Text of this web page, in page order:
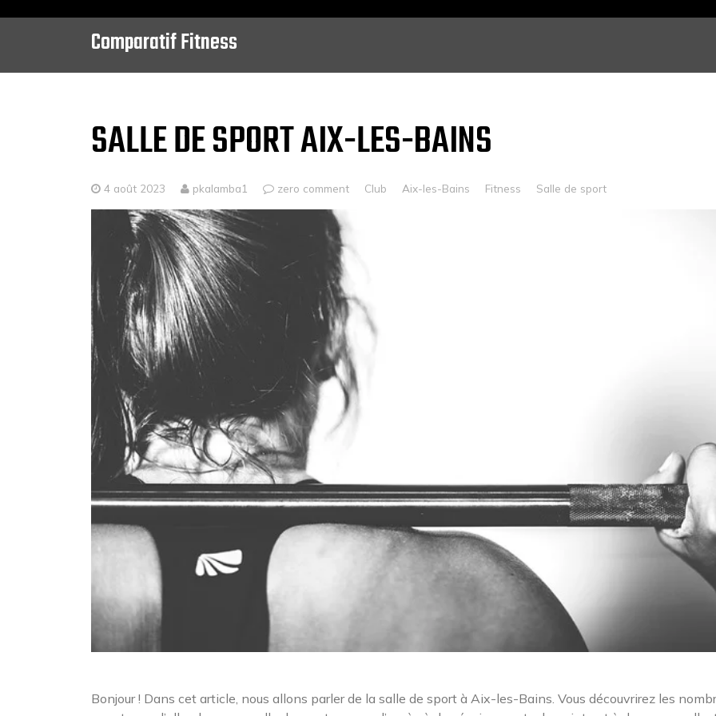
Comparatif Fitness
SALLE DE SPORT AIX-LES-BAINS
4 août 2023 pkalamba1 zero comment Club Aix-les-Bains Fitness Salle de sport
Bonjour ! Dans cet article, nous allons parler de la salle de sport à Aix-les-Bains. Vous découvrirez les